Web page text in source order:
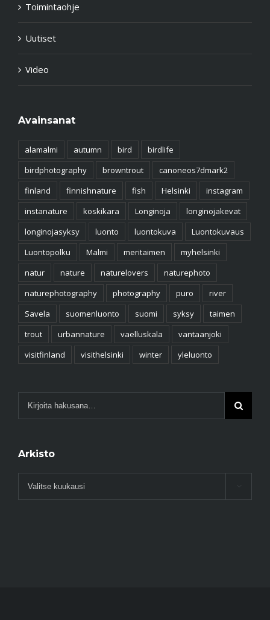
Toimintaohje
Uutiset
Video
Avainsanat
alamalmi autumn bird
birdlife
birdphotography
browntrout
canoneos7dmark2
finland
finnishnature fish Helsinki
instagram
instanature
koskikara Longinoja
longinojakevat
longinojasyksy
luonto luontokuva
Luontokuvaus
Luontopolku
Malmi meritaimen
myhelsinki
natur
nature naturelovers
naturephoto
naturephotography
photography puro
river
Savela
suomenluonto suomi syksy
taimen
trout
urbannature vaelluskala
vantaanjoki
visitfinland
visithelsinki winter yleluonto
Arkisto
Arkisto